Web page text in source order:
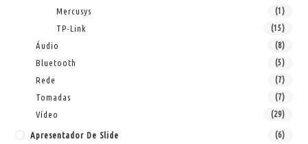
Mercusys (1)
TP-Link (15)
Áudio (8)
Bluetooth (5)
Rede (7)
Tomadas (7)
Vídeo (29)
Apresentador De Slide (6)